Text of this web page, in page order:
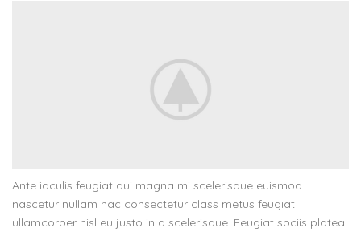
Ante iaculis feugiat dui magna mi scelerisque euismod
nascetur nullam hac consectetur class metus feugiat
ullamcorper nisl eu justo in a scelerisque. Feugiat sociis platea